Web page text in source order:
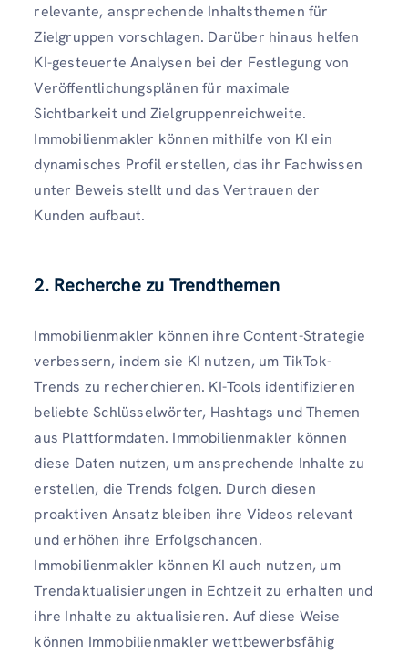
relevante, ansprechende Inhaltsthemen für
Zielgruppen vorschlagen. Darüber hinaus helfen
KI-gesteuerte Analysen bei der Festlegung von
Veröffentlichungsplänen für maximale
Sichtbarkeit und Zielgruppenreichweite.
Immobilienmakler können mithilfe von KI ein
dynamisches Profil erstellen, das ihr Fachwissen
unter Beweis stellt und das Vertrauen der
Kunden aufbaut.
2. Recherche zu Trendthemen
Immobilienmakler können ihre Content-Strategie
verbessern, indem sie KI nutzen, um TikTok-
Trends zu recherchieren. KI-Tools identifizieren
beliebte Schlüsselwörter, Hashtags und Themen
aus Plattformdaten. Immobilienmakler können
diese Daten nutzen, um ansprechende Inhalte zu
erstellen, die Trends folgen. Durch diesen
proaktiven Ansatz bleiben ihre Videos relevant
und erhöhen ihre Erfolgschancen.
Immobilienmakler können KI auch nutzen, um
Trendaktualisierungen in Echtzeit zu erhalten und
ihre Inhalte zu aktualisieren. Auf diese Weise
können Immobilienmakler wettbewerbsfähig